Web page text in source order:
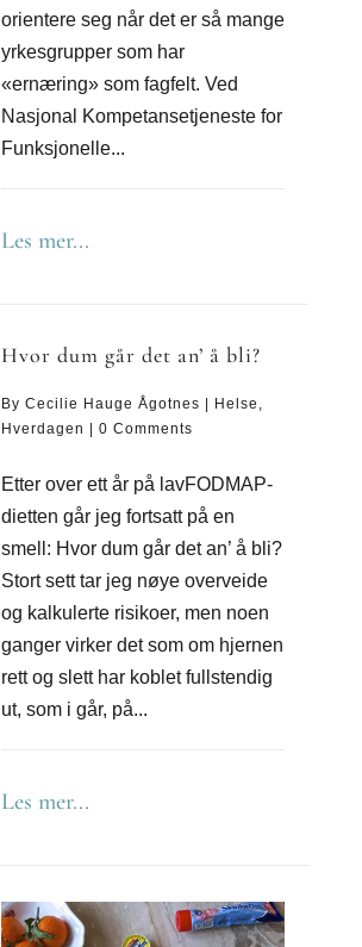
orientere seg når det er så mange
yrkesgrupper som har
«ernæring» som fagfelt. Ved
Nasjonal Kompetansetjeneste for
Funksjonelle...
Les mer...
Hvor dum går det an’ å bli?
By Cecilie Hauge Ågotnes Helse ,
Hverdagen
0 Comments
Etter over ett år på lavFODMAP-
dietten går jeg fortsatt på en
smell: Hvor dum går det an’ å bli?
Stort sett tar jeg nøye overveide
og kalkulerte risikoer, men noen
ganger virker det som om hjernen
rett og slett har koblet fullstendig
ut, som i går, på...
Les mer...